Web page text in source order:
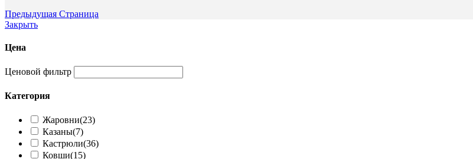
Предыдущая Страница
Закрыть
Цена
Ценовой фильтр
Категория
Жаровни(23)
Казаны(7)
Кастрюли(36)
Ковши(15)